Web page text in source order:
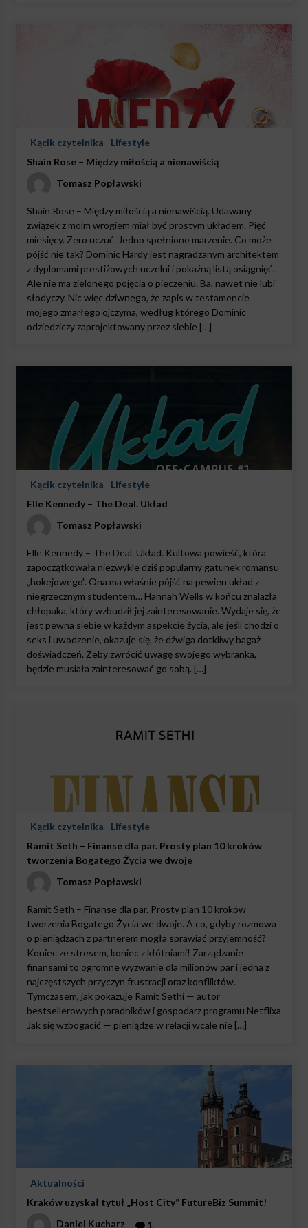
Kącik czytelnika
Lifestyle
Shain Rose – Między miłością a nienawiścią
Tomasz Popławski
Shain Rose – Między miłością a nienawiścią. Udawany
związek z moim wrogiem miał być prostym układem. Pięć
miesięcy. Zero uczuć. Jedno spełnione marzenie. Co może
pójść nie tak? Dominic Hardy jest nagradzanym architektem
z dyplomami prestiżowych uczelni i pokaźną listą osiągnięć.
Ale nie ma zielonego pojęcia o pieczeniu. Ba, nawet nie lubi
słodyczy. Nic więc dziwnego, że zapis w testamencie
mojego zmarłego ojczyma, według którego Dominic
odziedziczy zaprojektowany przez siebie […]
Kącik czytelnika
Lifestyle
Elle Kennedy – The Deal. Układ
Tomasz Popławski
Elle Kennedy – The Deal. Układ. Kultowa powieść, która
zapoczątkowała niezwykle dziś popularny gatunek romansu
„hokejowego”. Ona ma właśnie pójść na pewien układ z
niegrzecznym studentem… Hannah Wells w końcu znalazła
chłopaka, który wzbudził jej zainteresowanie. Wydaje się, że
jest pewna siebie w każdym aspekcie życia, ale jeśli chodzi o
seks i uwodzenie, okazuje się, że dźwiga dotkliwy bagaż
doświadczeń. Żeby zwrócić uwagę swojego wybranka,
będzie musiała zainteresować go sobą. […]
Kącik czytelnika
Lifestyle
Ramit Seth – Finanse dla par. Prosty plan 10 kroków
tworzenia Bogatego Życia we dwoje
Tomasz Popławski
Ramit Seth – Finanse dla par. Prosty plan 10 kroków
tworzenia Bogatego Życia we dwoje. A co, gdyby rozmowa
o pieniądzach z partnerem mogła sprawiać przyjemność?
Koniec ze stresem, koniec z kłótniami! Zarządzanie
finansami to ogromne wyzwanie dla milionów par i jedna z
najczęstszych przyczyn frustracji oraz konfliktów.
Tymczasem, jak pokazuje Ramit Sethi — autor
bestsellerowych poradników i gospodarz programu Netflixa
Jak się wzbogacić — pieniądze w relacji wcale nie […]
Aktualności
Kraków uzyskał tytuł „Host City” FutureBiz Summit!
Daniel Kucharz
1